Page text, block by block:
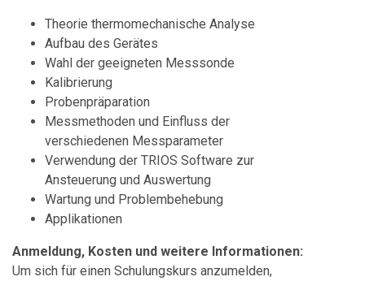
Theorie thermomechanische Analyse
Aufbau des Gerätes
Wahl der geeigneten Messsonde
Kalibrierung
Probenpräparation
Messmethoden und Einfluss der
verschiedenen Messparameter
Verwendung der TRIOS Software zur
Ansteuerung und Auswertung
Wartung und Problembehebung
Applikationen
Anmeldung, Kosten und weitere Informationen:
Um sich für einen Schulungskurs anzumelden,